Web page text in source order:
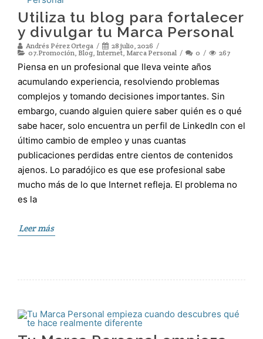
Utiliza tu blog para fortalecer
y divulgar tu Marca Personal
Andrés Pérez Ortega
28 julio, 2026
07.Promoción, Blog, Internet, Marca Personal 0 267
Piensa en un profesional que lleva veinte años
acumulando experiencia, resolviendo problemas
complejos y tomando decisiones importantes. Sin
embargo, cuando alguien quiere saber quién es o qué
sabe hacer, solo encuentra un perfil de LinkedIn con el
último cambio de empleo y unas cuantas
publicaciones perdidas entre cientos de contenidos
ajenos. Lo paradójico es que ese profesional sabe
mucho más de lo que Internet refleja. El problema no
es la
Leer más